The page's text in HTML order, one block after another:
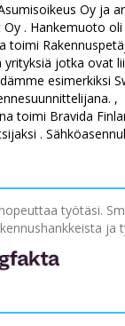
Oy ja
. Hankemuoto
toimi
jotka ovat
esimerkiksi
,
toimi Bravida
.
työtäsi.
ja